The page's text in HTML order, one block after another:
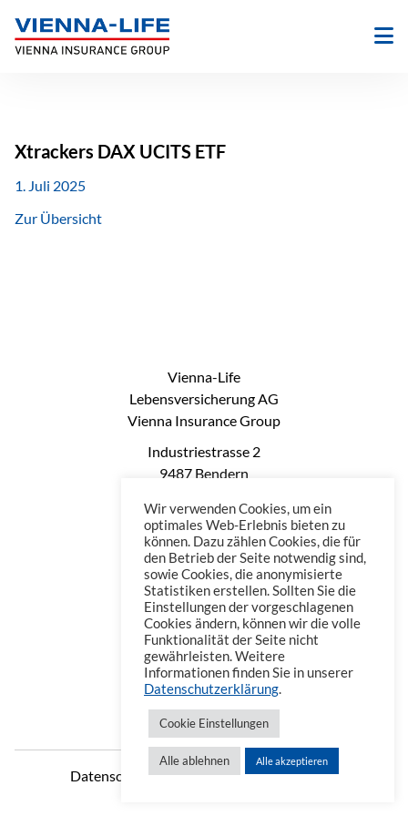
Inhalt
springen
Xtrackers DAX UCITS ETF
1. Juli 2025
Zur Übersicht
Vienna-Life
Lebensversicherung AG
Vienna Insurance Group
Industriestrasse 2
9487 Bendern
Phone: +423 235 0660
Telefax: +423 235 0669
Mail: office@vienna-life.li
Datenschutzerklärung Impressum
Wir verwenden Cookies, um ein
optimales Web-Erlebnis bieten zu
können. Dazu zählen Cookies, die für
den Betrieb der Seite notwendig sind,
sowie Cookies, die anonymisierte
Statistiken erstellen. Sollten Sie die
Einstellungen der vorgeschlagenen
Cookies ändern, können wir die volle
Funktionalität der Seite nicht
gewährleisten. Weitere
Informationen finden Sie in unserer
Datenschutzerklärung.
Cookie Einstellungen
Alle ablehnen Alle akzeptieren